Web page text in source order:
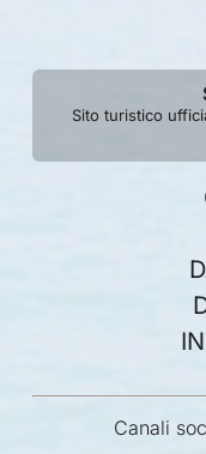
Sito turistico
Canali